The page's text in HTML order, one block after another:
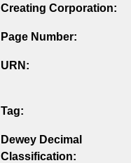
Creating Corporation:
Page Number:
URN:
Tag:
Dewey Decimal
Classification: